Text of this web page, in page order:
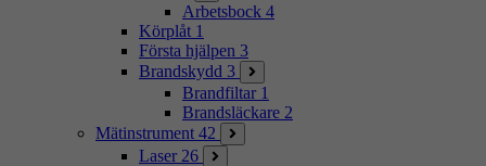
Arbetsbock 4
Körplåt 1
Första hjälpen 3
Brandskydd 3
Brandfiltar 1
Brandsläckare 2
Mätinstrument 42
Laser 26